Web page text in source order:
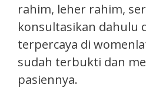
rahim, leher rahim,
konsultasikan dahulu
terpercaya di
sudah terbukti dan
pasiennya.